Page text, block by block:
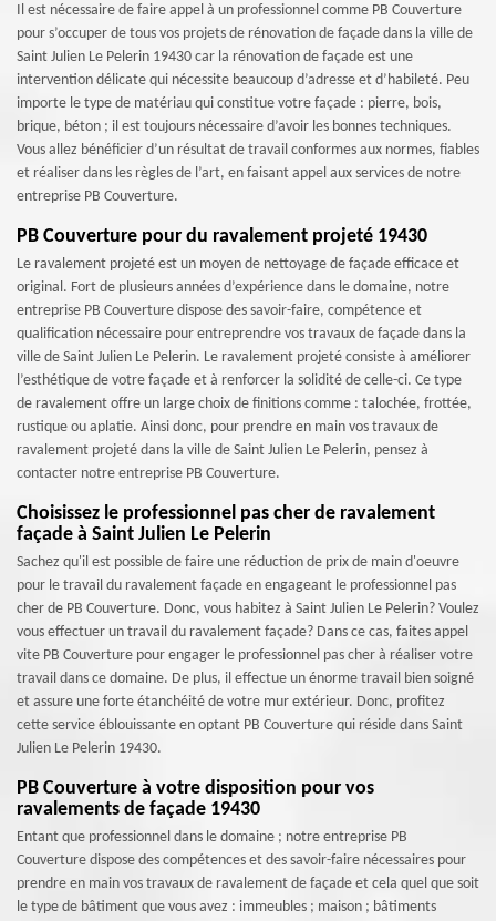
Il est nécessaire de faire appel à un professionnel comme PB Couverture
pour s’occuper de tous vos projets de rénovation de façade dans la ville de
Saint Julien Le Pelerin 19430 car la rénovation de façade est une
intervention délicate qui nécessite beaucoup d’adresse et d’habileté. Peu
importe le type de matériau qui constitue votre façade : pierre, bois,
brique, béton ; il est toujours nécessaire d’avoir les bonnes techniques.
Vous allez bénéficier d’un résultat de travail conformes aux normes, fiables
et réaliser dans les règles de l’art, en faisant appel aux services de notre
entreprise PB Couverture.
PB Couverture pour du ravalement projeté 19430
Le ravalement projeté est un moyen de nettoyage de façade efficace et
original. Fort de plusieurs années d’expérience dans le domaine, notre
entreprise PB Couverture dispose des savoir-faire, compétence et
qualification nécessaire pour entreprendre vos travaux de façade dans la
ville de Saint Julien Le Pelerin. Le ravalement projeté consiste à améliorer
l’esthétique de votre façade et à renforcer la solidité de celle-ci. Ce type
de ravalement offre un large choix de finitions comme : talochée, frottée,
rustique ou aplatie. Ainsi donc, pour prendre en main vos travaux de
ravalement projeté dans la ville de Saint Julien Le Pelerin, pensez à
contacter notre entreprise PB Couverture.
Choisissez le professionnel pas cher de ravalement
façade à Saint Julien Le Pelerin
Sachez qu'il est possible de faire une réduction de prix de main d'oeuvre
pour le travail du ravalement façade en engageant le professionnel pas
cher de PB Couverture. Donc, vous habitez à Saint Julien Le Pelerin? Voulez
vous effectuer un travail du ravalement façade? Dans ce cas, faites appel
vite PB Couverture pour engager le professionnel pas cher à réaliser votre
travail dans ce domaine. De plus, il effectue un énorme travail bien soigné
et assure une forte étanchéité de votre mur extérieur. Donc, profitez
cette service éblouissante en optant PB Couverture qui réside dans Saint
Julien Le Pelerin 19430.
PB Couverture à votre disposition pour vos
ravalements de façade 19430
Entant que professionnel dans le domaine ; notre entreprise PB
Couverture dispose des compétences et des savoir-faire nécessaires pour
prendre en main vos travaux de ravalement de façade et cela quel que soit
le type de bâtiment que vous avez : immeubles ; maison ; bâtiments